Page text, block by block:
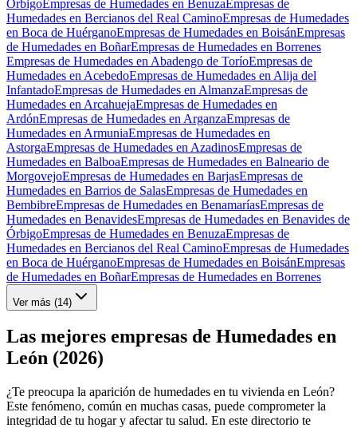
ÓrbigoEmpresas de Humedades en Benuza Empresas de
Humedades en Bercianos del Real CaminoEmpresas de Humedades
en Boca de HuérganoEmpresas de Humedades en BoisánEmpresas
de Humedades en BoñarEmpresas de Humedades en Borrenes
Empresas de Humedades en Abadengo de ToríoEmpresas de
Humedades en AcebedoEmpresas de Humedades en Alija del
InfantadoEmpresas de Humedades en AlmanzaEmpresas de
Humedades en ArcahuejaEmpresas de Humedades en
ArdónEmpresas de Humedades en ArganzaEmpresas de
Humedades en ArmuniaEmpresas de Humedades en
AstorgaEmpresas de Humedades en AzadinosEmpresas de
Humedades en BalboaEmpresas de Humedades en Balneario de
MorgovejoEmpresas de Humedades en BarjasEmpresas de
Humedades en Barrios de SalasEmpresas de Humedades en
BembibreEmpresas de Humedades en BenamaríasEmpresas de
Humedades en BenavidesEmpresas de Humedades en Benavides de
ÓrbigoEmpresas de Humedades en BenuzaEmpresas de
Humedades en Bercianos del Real CaminoEmpresas de Humedades
en Boca de HuérganoEmpresas de Humedades en BoisánEmpresas
de Humedades en BoñarEmpresas de Humedades en Borrenes
Ver más (14)
Las mejores empresas de Humedades en
León (2026)
¿Te preocupa la aparición de humedades en tu vivienda en León?
Este fenómeno, común en muchas casas, puede comprometer la
integridad de tu hogar y afectar tu salud. En este directorio te